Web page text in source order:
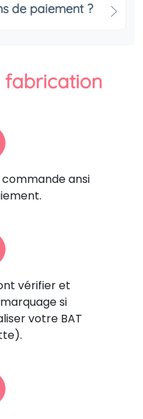
de paiement ?
fabrication
ansi
vérifier et
si
votre BAT